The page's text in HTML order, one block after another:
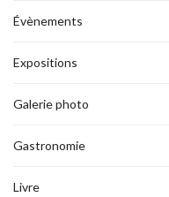
Évènements
Expositions
Galerie photo
Gastronomie
Livre